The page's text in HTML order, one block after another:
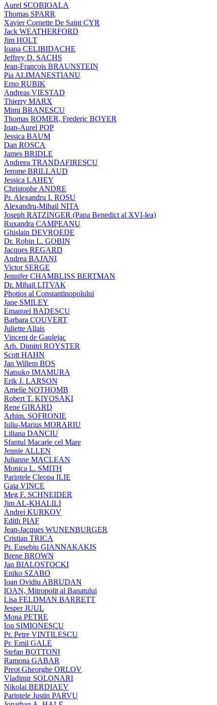
Aurel SCOBIOALA
Thomas SPARR
Xavier Cornette De Saint CYR
Jack WEATHERFORD
Jim HOLT
Ioana CELIBIDACHE
Jeffrey D. SACHS
Jean-François BRAUNSTEIN
Pia ALIMANESTIANU
Erno RUBIK
Andreas VIESTAD
Thierry MARX
Mimi BRANESCU
Thomas ROMER, Frederic BOYER
Ioan-Aurel POP
Jessica BAUM
Dan ROSCA
James BRIDLE
Andreea TRANDAFIRESCU
Jerome BRILLAUD
Jessica LAHEY
Christophe ANDRE
Pr. Alexandru I. ROSU
Alexandru-Mihail NITA
Joseph RATZINGER (Papa Benedict al XVI-lea)
Ruxandra CAMPEANU
Ghislain DEVROEDE
Dr. Robin L. GOBIN
Jacques REGARD
Andrea BAJANI
Victor SERGE
Jennifer CHAMBLISS BERTMAN
Dr. Mihail LITVAK
Photios al Constantinopolului
Jane SMILEY
Emanuel BADESCU
Barbara COUVERT
Juliette Allais
Vincent de Gaulejac
Arh. Dimitri ROYSTER
Scott HAHN
Jan Willem BOS
Natsuko IMAMURA
Erik J. LARSON
Amelie NOTHOMB
Robert T. KIYOSAKI
Rene GIRARD
Arhim. SOFRONIE
Iuliu-Marius MORARIU
Liliana DANCIU
Sfantul Macarie cel Mare
Jennie ALLEN
Julianne MACLEAN
Monica L. SMITH
Parintele Cleopa ILIE
Gaia VINCE
Meg F. SCHNEIDER
Jim AL-KHALILI
Andrei KURKOV
Edith PIAF
Jean-Jacques WUNENBURGER
Cristian TRICA
Pr. Eusebiu GIANNAKAKIS
Brene BROWN
Jan BIALOSTOCKI
Eniko SZABO
Ioan Ovidiu ABRUDAN
IOAN, Mitropolit al Banatului
Lisa FELDMAN BARRETT
Jesper JUUL
Mona PETRE
Ion SIMIONESCU
Pr. Petre VINTILESCU
Pr. Emil GALE
Stefan BOTTONI
Ramona GABAR
Preot Gheorghe ORLOV
Vladimir SOLONARI
Nikolai BERDIAEV
Parintele Justin PARVU